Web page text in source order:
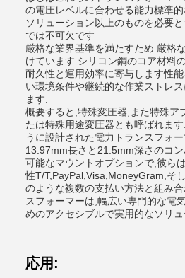
の電圧レベルに合わせる能力標準
ソリューション以上のものを必要
では不可欠です
厳格な業界基準を満たすため 厳格
けています シリコン鋼のコア材料
耐久性と運用効率に寄与します性
い環境条件や継続的な作業ストレ
ます.
概要すると,特殊変圧器,また特殊ア
たは特殊用途変圧器とも呼ばれま
うに設計された電力トランスフォ
13.97mm長さと21.5mm深さのコ
可能なマウントオプションで,彼ら
性T/T,PayPal,Visa,MoneyGram,そ
のような複数の支払い方法と組み
スフォーマーは,幅広い専門的な電
めのアクセシブルで実用的なソリュ
応用: